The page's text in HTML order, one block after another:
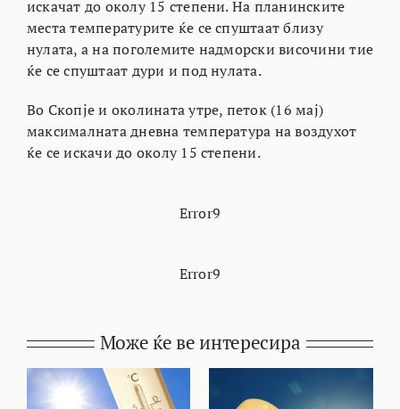
искачат до околу 15 степени. На планинските
места температурите ќе се спуштаат близу
нулата, а на поголемите надморски височини тие
ќе се спуштаат дури и под нулата.
Во Скопје и околината утре, петок (16 мај)
максималната дневна температура на воздухот
ќе се искачи до околу 15 степени.
Error9
Error9
Може ќе ве интересира